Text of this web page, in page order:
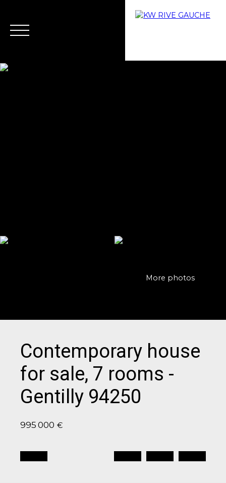
More photos
Contemporary house
for sale, 7 rooms -
Gentilly 94250
995 000 €